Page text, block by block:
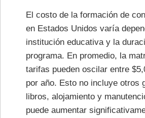
El costo de la formación de
en Estados Unidos varía
institución educativa y la
programa. En promedio, la
tarifas pueden oscilar entre
por año. Esto no incluye otros
libros, alojamiento y
puede aumentar